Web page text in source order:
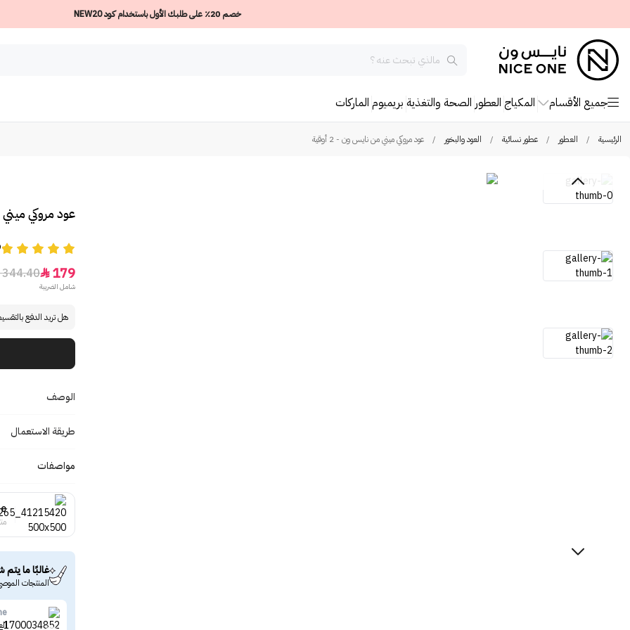
خصم 20٪ على طلبك الأول باستخدام كود NEW20
جميع الأقسام المكياج العطور الصحة والتغذية بريميوم الماركات
الرئيسية / العطور / عطور نسائية / العود والبخور / عود مروكي ميني من نايس ون - 2 أوقية
عود مروكي ميني
179

344.40
شامل الضريبة
هل تريد الدفع
الوصف
طريقة الاستعمال
مواصفات
غالبًا ما يتم
المنتجات